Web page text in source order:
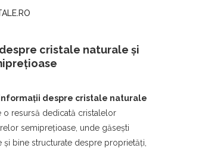
cristale naturale și
despre cristale naturale
o resursă dedicată cristalelor
semiprețioase, unde găsești
și bine structurate despre proprietăți,